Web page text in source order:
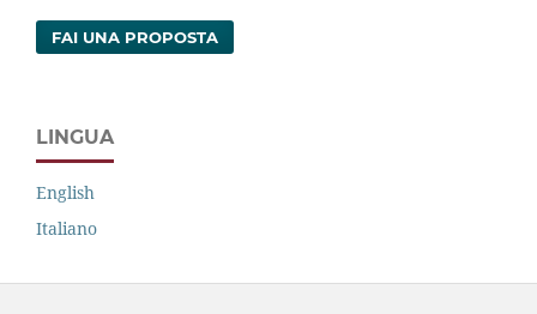
FAI UNA PROPOSTA
LINGUA
English
Italiano